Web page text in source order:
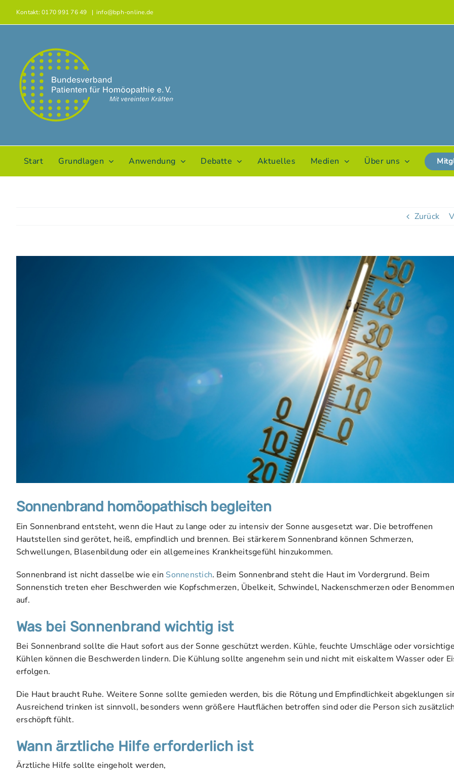
Kontakt: 0170 991 76 49 | info@bph-online.de
Start Grundlagen Anwendung Debatte Aktuelles Medien Über uns
Zurück
Sonnenbrand homöopathisch begleiten
Ein Sonnenbrand entsteht, wenn die Haut zu lange oder zu intensiv der Sonne ausgesetzt war. Die betroffenen
Hautstellen sind gerötet, heiß, empfindlich und brennen. Bei stärkerem Sonnenbrand können Schmerzen,
Schwellungen, Blasenbildung oder ein allgemeines Krankheitsgefühl hinzukommen.
Sonnenbrand ist nicht dasselbe wie ein Sonnenstich. Beim Sonnenbrand steht die Haut im Vordergrund. Beim
Sonnenstich treten eher Beschwerden wie Kopfschmerzen, Übelkeit, Schwindel, Nackenschmerzen oder
auf.
Was bei Sonnenbrand wichtig ist
Bei Sonnenbrand sollte die Haut sofort aus der Sonne geschützt werden. Kühle, feuchte Umschläge oder
Kühlen können die Beschwerden lindern. Die Kühlung sollte angenehm sein und nicht mit eiskaltem Wasser oder
erfolgen.
Die Haut braucht Ruhe. Weitere Sonne sollte gemieden werden, bis die Rötung und Empfindlichkeit abgeklungen
Ausreichend trinken ist sinnvoll, besonders wenn größere Hautflächen betroffen sind oder die Person sich
erschöpft fühlt.
Wann ärztliche Hilfe erforderlich ist
Ärztliche Hilfe sollte eingeholt werden,